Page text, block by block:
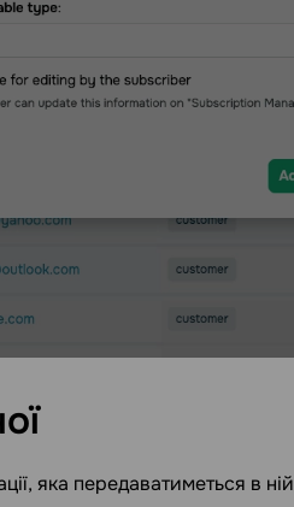
яка передаватиметься в